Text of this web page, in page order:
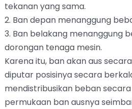
tekanan yang sama.
2. Ban depan menanggung
3. Ban belakang menanggung
dorongan tenaga mesin.
Karena itu, ban akan aus
diputar posisinya secara
mendistribusikan beban
permukaan ban ausnya